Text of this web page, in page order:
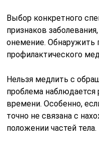
Выбор конкретного
признаков
онемение.
профилактического
Нельзя медлить с
проблема наблюдается
времени. Особенно,
точно не связана с
положении частей тела.